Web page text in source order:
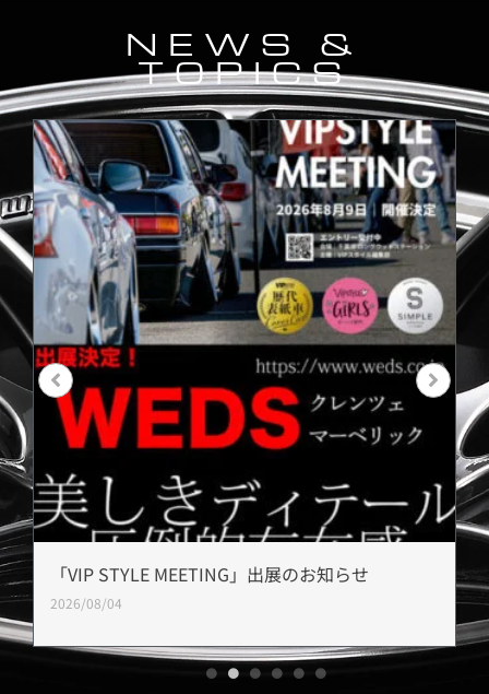
NEWS &
TOPICS
「VIP STYLE MEETING」出展のお知らせ
2026/08/04